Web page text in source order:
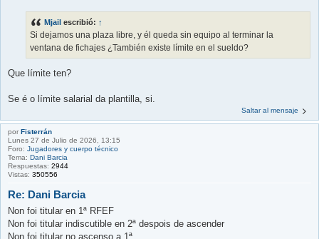
Mjail escribió: ↑
Si dejamos una plaza libre, y él queda sin equipo al terminar la
ventana de fichajes ¿También existe límite en el sueldo?
Que límite ten?
Se é o límite salarial da plantilla, si.
Saltar al mensaje
por Fisterrán
Lunes 27 de Julio de 2026, 13:15
Foro: Jugadores y cuerpo técnico
Tema: Dani Barcia
Respuestas: 2944
Vistas: 350556
Re: Dani Barcia
Non foi titular en 1ª RFEF
Non foi titular indiscutible en 2ª despois de ascender
Non foi titular no ascenso a 1ª